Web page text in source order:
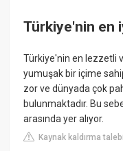
Türkiye'nin en
Türkiye'nin en lezzetli
yumuşak bir içime
zor ve dünyada çok
bulunmaktadır. Bu
arasında yer alıyor.
Kaynak kaldırma talebi